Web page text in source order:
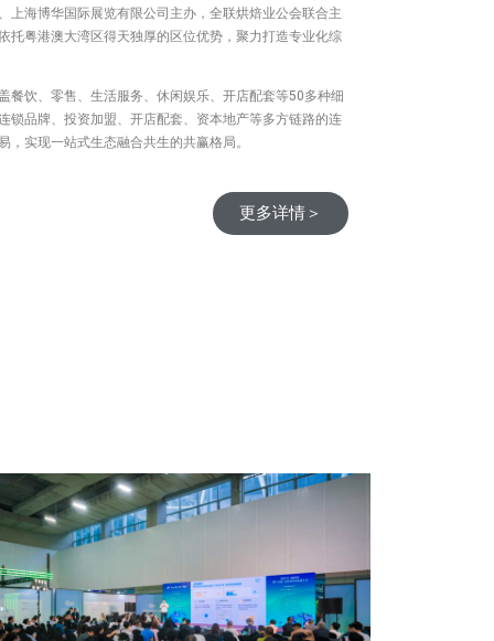
上海博华国际展览有限公司主办，全联烘焙业公会联合主
托粤港澳大湾区得天独厚的区位优势，聚力打造专业化综
餐饮、零售、生活服务、休闲娱乐、开店配套等50多种细
锁品牌、投资加盟、开店配套、资本地产等多方链路的连
实现一站式生态融合共生的共赢格局。
更多详情＞